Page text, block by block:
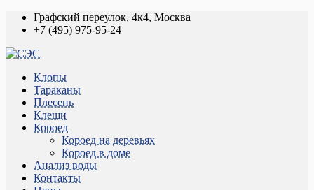
Графский переулок, 4к4, Москва
+7 (495) 975-95-24
Клопы
Тараканы
Плесень
Клещи
Короед
Короед на деревьях
Короед в доме
Анализ воды
Контакты